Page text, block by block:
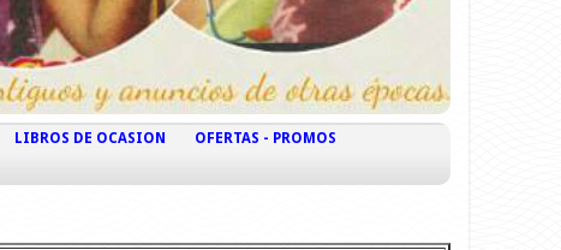
LIBROS DE OCASION
OFERTAS - PROMOS